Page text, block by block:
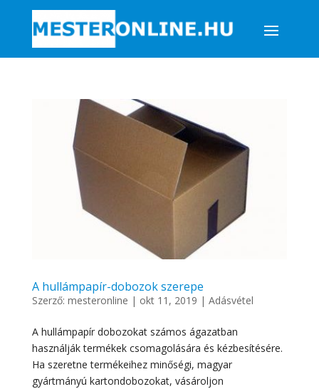
A hullámpapír-dobozok szerepe
Szerző: mesteronline | okt 11, 2019 | Adásvétel
A hullámpapír dobozokat számos ágazatban
használják termékek csomagolására és kézbesítésére.
Ha szeretne termékeihez minőségi, magyar
gyártmányú kartondobozokat, vásároljon